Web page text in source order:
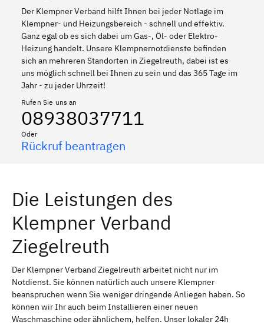
Der Klempner Verband hilft Ihnen bei jeder Notlage im
Klempner- und Heizungsbereich - schnell und effektiv.
Ganz egal ob es sich dabei um Gas-, Öl- oder Elektro-
Heizung handelt. Unsere Klempnernotdienste befinden
sich an mehreren Standorten in Ziegelreuth, dabei ist es
uns möglich schnell bei Ihnen zu sein und das 365 Tage im
Jahr - zu jeder Uhrzeit!
Rufen Sie uns an
08938037711
Oder
Rückruf beantragen
Die Leistungen des
Klempner Verband
Ziegelreuth
Der Klempner Verband Ziegelreuth arbeitet nicht nur im
Notdienst. Sie können natürlich auch unsere Klempner
beanspruchen wenn Sie weniger dringende Anliegen haben. So
können wir Ihr auch beim Installieren einer neuen
Waschmaschine oder ähnlichem, helfen. Unser lokaler 24h